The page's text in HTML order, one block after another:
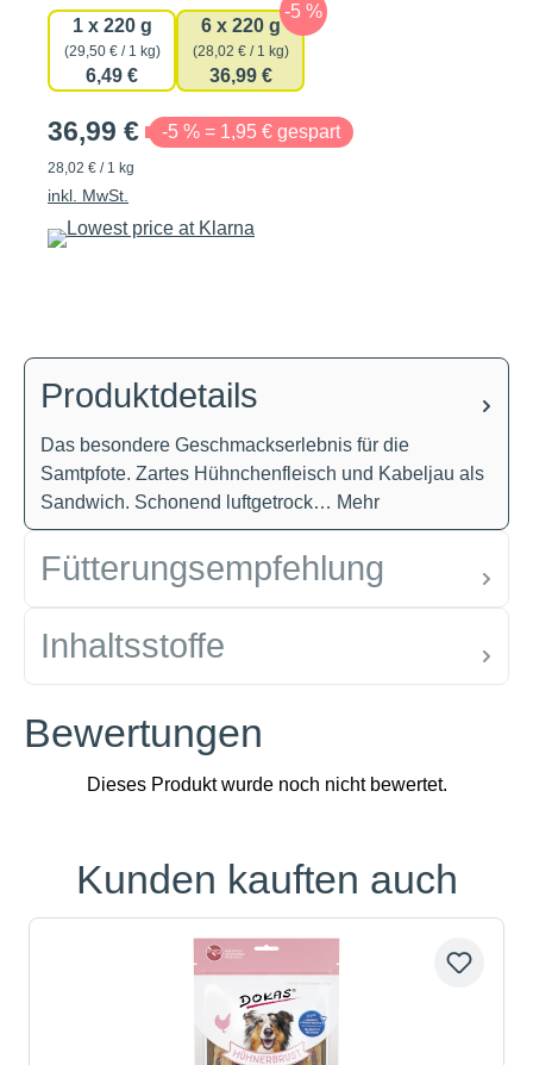
1 x 220 g
(29,50 € / 1 kg)
6,49 €
6 x 220 g
(28,02 € / 1 kg)
36,99 €
36,99 € -5 % = 1,95 € gespart
28,02 € / 1 kg
inkl. MwSt.
Produktdetails
Das besondere Geschmackserlebnis für die
Samtpfote. Zartes Hühnchenfleisch und Kabeljau als
Sandwich. Schonend luftgetrock… Mehr
Fütterungsempfehlung
Inhaltsstoffe
Bewertungen
Produktgalerie überspringen
Kunden kauften auch